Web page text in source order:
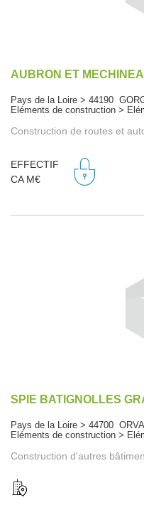
AUBRON ET
Pays de la Loire > 44190
Eléments de construction >
Construction de routes et
EFFECTIF
CA M€
SPIE BATIGNOLLES
Pays de la Loire > 44700
Eléments de construction >
Construction d'autres